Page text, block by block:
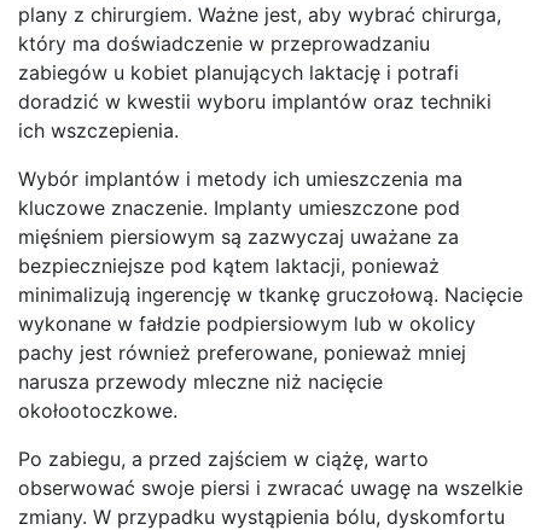
plany z chirurgiem. Ważne jest, aby wybrać chirurga,
który ma doświadczenie w przeprowadzaniu
zabiegów u kobiet planujących laktację i potrafi
doradzić w kwestii wyboru implantów oraz techniki
ich wszczepienia.
Wybór implantów i metody ich umieszczenia ma
kluczowe znaczenie. Implanty umieszczone pod
mięśniem piersiowym są zazwyczaj uważane za
bezpieczniejsze pod kątem laktacji, ponieważ
minimalizują ingerencję w tkankę gruczołową. Nacięcie
wykonane w fałdzie podpiersiowym lub w okolicy
pachy jest również preferowane, ponieważ mniej
narusza przewody mleczne niż nacięcie
okołootoczkowe.
Po zabiegu, a przed zajściem w ciążę, warto
obserwować swoje piersi i zwracać uwagę na wszelkie
zmiany. W przypadku wystąpienia bólu, dyskomfortu